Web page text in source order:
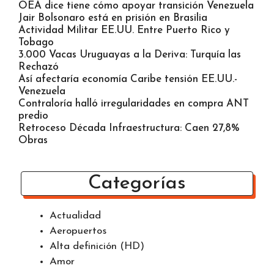
OEA dice tiene cómo apoyar transición Venezuela
Jair Bolsonaro está en prisión en Brasilia
Actividad Militar EE.UU. Entre Puerto Rico y
Tobago
3.000 Vacas Uruguayas a la Deriva: Turquía las
Rechazó
Así afectaría economía Caribe tensión EE.UU.-
Venezuela
Contraloría halló irregularidades en compra ANT
predio
Retroceso Década Infraestructura: Caen 27,8%
Obras
Categorías
Actualidad
Aeropuertos
Alta definición (HD)
Amor